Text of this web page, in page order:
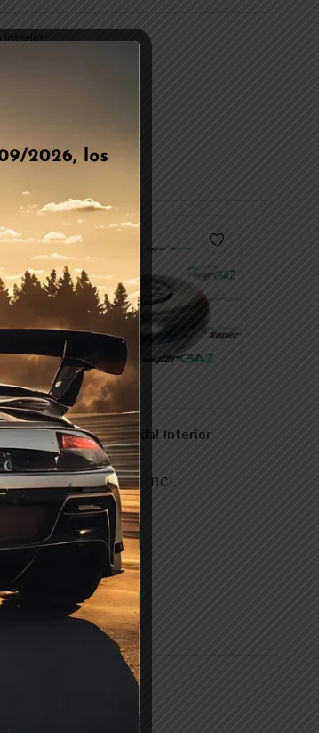
interior
Deposito Toroidal Interior
600/180/38.5
275,00€IVA Incl.
In Stock